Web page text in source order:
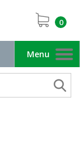
0
Toggle
navigation
Menu